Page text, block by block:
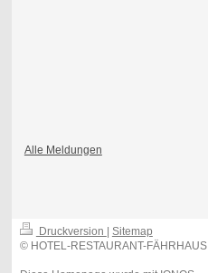
Alle Meldungen
Druckversion | Sitemap
© HOTEL-RESTAURANT-FÄHRHAUS